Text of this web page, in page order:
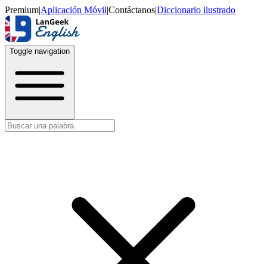
Premium|Aplicación Móvil|Contáctanos|Diccionario ilustrado
Toggle navigation